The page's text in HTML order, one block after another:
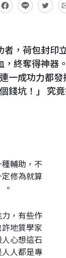
者，荷包封印
，終奪得神器
一成功力都發
錢坑！」 究
輔助，不
修為就算
。
，有些作
地質學家
心想這石
人都是專